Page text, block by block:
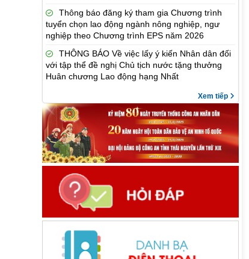
Thông báo đăng ký tham gia Chương trình
tuyển chọn lao động ngành nông nghiệp, ngư
nghiệp theo Chương trình EPS năm 2026
THÔNG BÁO Về việc lấy ý kiến Nhân dân đối
với tập thể đề nghị Chủ tịch nước tặng thưởng
Huân chương Lao động hạng Nhất
Xem tiếp